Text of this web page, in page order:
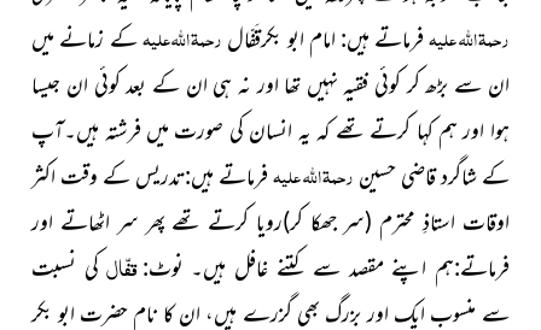
رحمۃ اللہ علیہفرماتے ہیں: امام ابو بکرقَفّال رحمۃ اللہ علیہکے زمانے میں
ان سے بڑھ کر کوئی فقیہ نہیں تھا اور نہ ہی ان کے بعد کوئی ان جیسا
ہوا اور ہم کہا کرتے تھے کہ یہ انسان کی صورت میں فرشتہ ہیں۔آپ
کے شاگرد قاضی حسین رحمۃ اللہ علیہ فرماتے ہیں:تدریس کے وقت اکثر
اوقات استاذِ محترم (سر جھکا کر)رویا کرتے تھے پھر سر اٹھاتے اور
فرماتے:ہم اپنے مقصد سے کتنے غافل ہیں۔ نوٹ:قفّالکی نسبت
سے منسوب ایک اور بزرگ بھی گزرے ہیں، ان کا نام حضرت ابو بکر